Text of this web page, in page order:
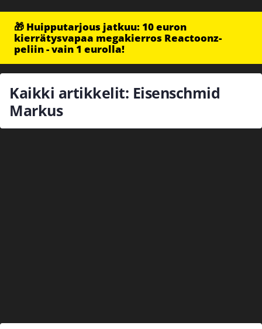
🎁 Huipputarjous jatkuu: 10 euron
kierrätysvapaa megakierros Reactoonz-
peliin - vain 1 eurolla!
Kaikki artikkelit: Eisenschmid
Markus